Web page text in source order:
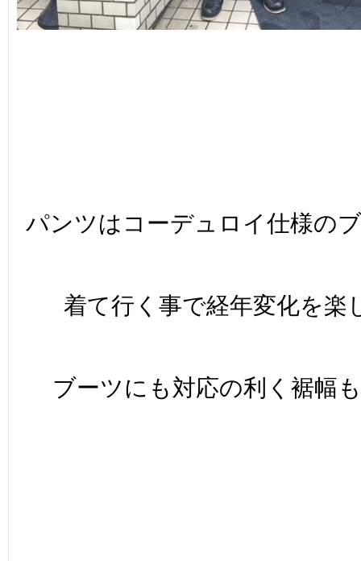
パンツはコーデュロイ仕様の
着て行く事で経年変化を楽
ブーツにも対応の利く裾幅